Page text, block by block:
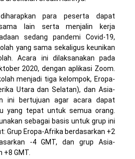
para peserta dapat
lain serta menjalin kerja
sedang pandemi Covid-19,
yang sama sekaligus keunikan
Acara ini dilaksanakan pada
2020, dengan aplikasi Zoom.
menjadi tiga kelompok, Eropa-
Utara dan Selatan), dan Asia-
ini bertujuan agar acara dapat
yang tepat untuk semua orang.
sebagai basis untuk grup ini
Grup Eropa-Afrika berdasarkan +2
-4 GMT, dan grup Asia-
GMT.